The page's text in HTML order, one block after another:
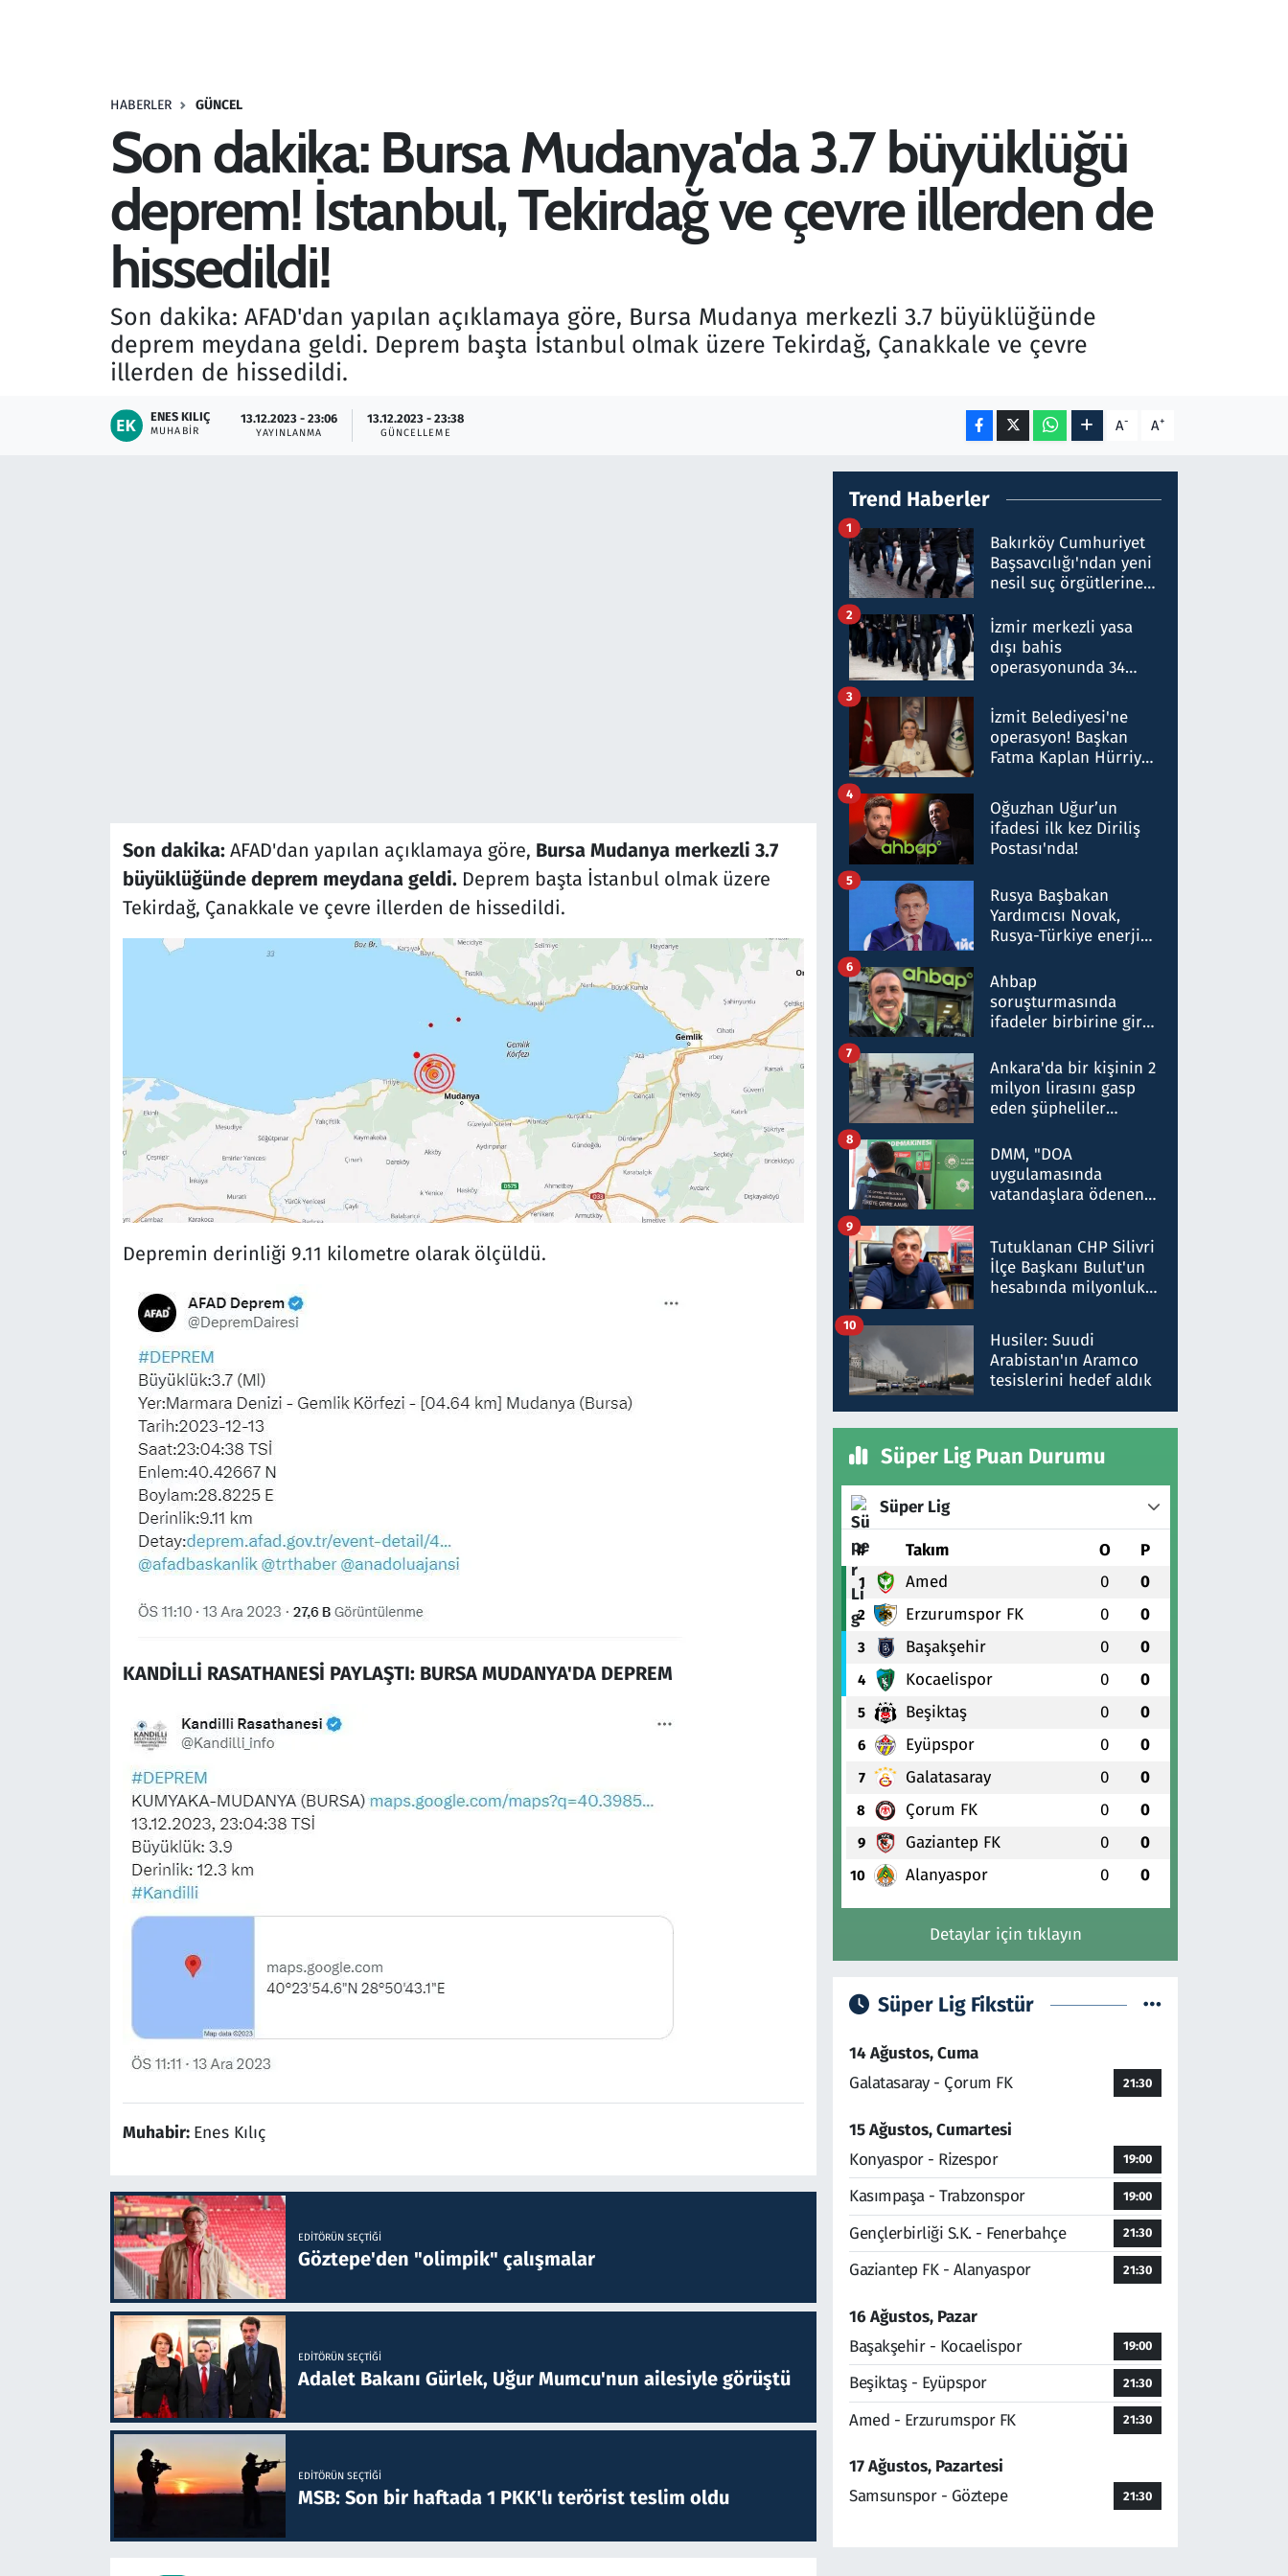
HABERLER GÜNCEL
Son dakika: Bursa Mudanya'da 3.7 büyüklüğü
deprem! İstanbul, Tekirdağ ve çevre illerden de
hissedildi!
Son dakika: AFAD'dan yapılan açıklamaya göre, Bursa Mudanya merkezli 3.7 büyüklüğünde
deprem meydana geldi. Deprem başta İstanbul olmak üzere Tekirdağ, Çanakkale ve çevre
illerden de hissedildi.
ENES KILIÇ
MUHABIR
13.12.2023 - 23:06
YAYINLANMA
13.12.2023 - 23:38
GÜNCELLEME A- A+
Son dakika: AFAD'dan yapılan açıklamaya göre, Bursa Mudanya merkezli 3.7
büyüklüğünde deprem meydana geldi.Deprem başta İstanbul olmak üzere
Tekirdağ, Çanakkale ve çevre illerden de hissedildi.
Depremin derinliği 9.11 kilometre olarak ölçüldü.
KANDİLLİ RASATHANESİ PAYLAŞTI: BURSA MUDANYA'DA DEPREM
Muhabir: Enes Kılıç
EDITÖRÜN SEÇTIĞI
Göztepe'den "olimpik" çalışmalar
EDITÖRÜN SEÇTIĞI
Adalet Bakanı Gürlek, Uğur Mumcu'nun ailesiyle görüştü
EDITÖRÜN SEÇTIĞI
MSB: Son bir haftada 1 PKK'lı terörist teslim oldu
Trend Haberler
Bakırköy Cumhuriyet
Başsavcılığı'ndan yeni
nesil suç örgütlerine
hakkında gözaltı kararı
1
İzmir merkezli yasa
dışı bahis
operasyonunda 34
Milyar liralık para
trafiği tespit edildi
2
İzmit Belediyesi'ne
operasyon! Başkan
Fatma Kaplan Hürriyet
3
Oğuzhan Uğur’un
ifadesi ilk kez Diriliş
Postası'nda!
4
Rusya Başbakan
Yardımcısı Novak,
Rusya-Türkiye enerji
nitelikte olduğunu
belirtti
5
Ahbap
soruşturmasında
ifadeler birbirine girdi:
ifadelerinden ortaya
çıkan tablo şok etti
6
Ankara'da bir kişinin 2
milyon lirasını gasp
eden şüpheliler
7
DMM, "DOA
uygulamasında
vatandaşlara ödenen
düşürüldüğü" iddiasını
yalanladı
8
Tutuklanan CHP Silivri
İlçe Başkanı Bulut'un
hesabında milyonluk
talimat verdi, ben
gönderdim
9
Husiler: Suudi
Arabistan'ın Aramco
tesislerini hedef aldık
10
Süper Lig Puan Durumu
Süper Lig
# Takım O P
1 Amed 0 0
2 Erzurumspor FK 0 0
3 Başakşehir 0 0
4 Kocaelispor 0 0
5 Beşiktaş 0 0
6 Eyüpspor 0 0
7 Galatasaray 0 0
8 Çorum FK 0 0
9 Gaziantep FK 0 0
10 Alanyaspor 0 0
Detaylar için tıklayın
Süper Lig Fikstür
14 Ağustos, Cuma
Galatasaray - Çorum FK
21:30
15 Ağustos, Cumartesi
Konyaspor - Rizespor
19:00
Kasımpaşa - Trabzonspor 19:00
Gençlerbirliği S.K. - Fenerbahçe 21:30
Gaziantep FK - Alanyaspor 21:30
16 Ağustos, Pazar
Başakşehir - Kocaelispor
19:00
Beşiktaş - Eyüpspor 21:30
Amed - Erzurumspor FK 21:30
17 Ağustos, Pazartesi
Samsunspor - Göztepe
21:30
Savunma Sanayi
Seçim 2023
Teknoloji ve Bilim
Televizyon